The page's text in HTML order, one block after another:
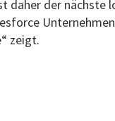
daher der nächste
zeigt.